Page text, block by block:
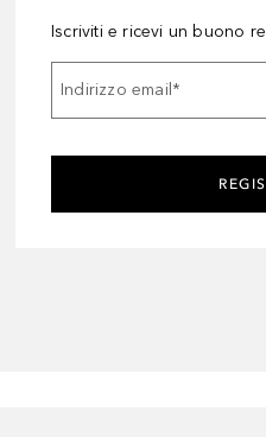
Iscriviti e ricevi un buono
Indirizzo email*